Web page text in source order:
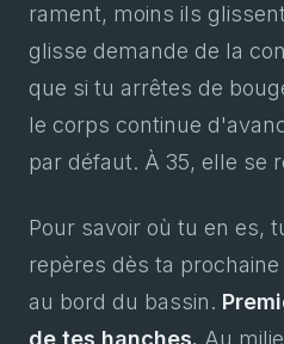
rament, moins ils
glisse demande de la
que si tu arrêtes de
le corps continue
par défaut. À 35, elle se
Pour savoir où tu en es,
repères dès ta
au bord du bassin.
de tes hanches. Au